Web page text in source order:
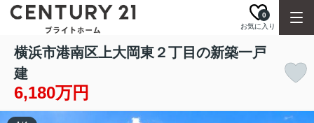
お気に入り
0
横浜市港南区上大岡東２丁目の新築一戸
建
6,180万円